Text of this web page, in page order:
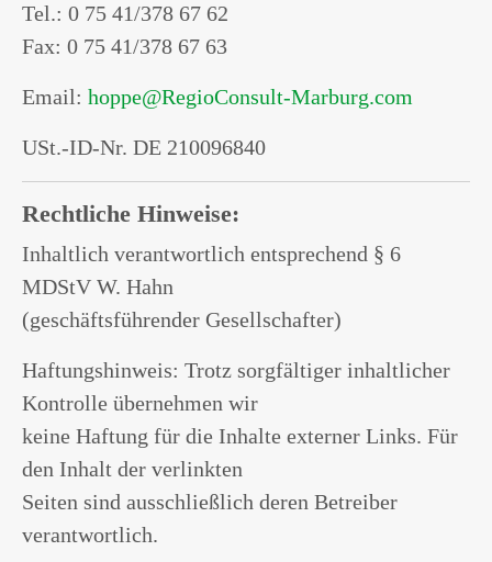
Tel.: 0 75 41/378 67 62
Fax: 0 75 41/378 67 63
Email: hoppe@RegioConsult-Marburg.com
USt.-ID-Nr. DE 210096840
Rechtliche Hinweise:
Inhaltlich verantwortlich entsprechend § 6
MDStV W. Hahn
(geschäftsführender Gesellschafter)
Haftungshinweis: Trotz sorgfältiger inhaltlicher
Kontrolle übernehmen wir
keine Haftung für die Inhalte externer Links. Für
den Inhalt der verlinkten
Seiten sind ausschließlich deren Betreiber
verantwortlich.